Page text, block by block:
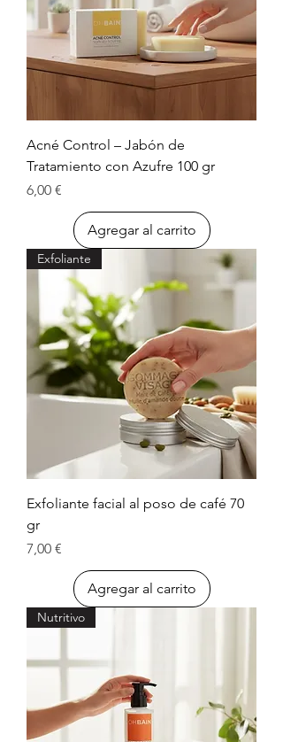
Acné Control – Jabón de
Tratamiento con Azufre 100 gr
Precio
6,00 €
Agregar al carrito
Exfoliante
Exfoliante facial al poso de café 70
gr
Precio
7,00 €
Agregar al carrito
Nutritivo